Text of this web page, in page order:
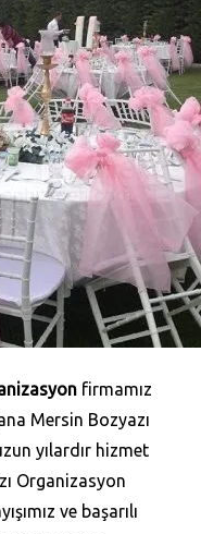
firmamız
Mersin Bozyazı
yılardır hizmet
Organizasyon
ve başarılı